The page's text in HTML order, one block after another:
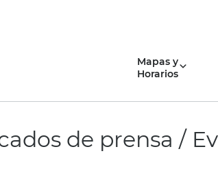
Mapas y
Horarios
de prensa /